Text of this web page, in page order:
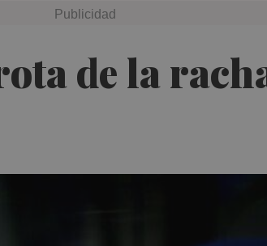
de la